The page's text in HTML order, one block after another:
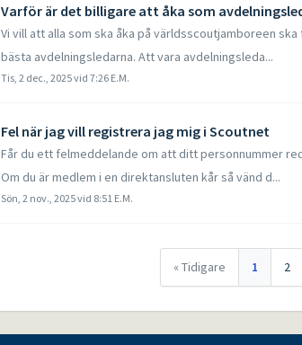
Varför är det billigare att åka som
Vi vill att alla som ska åka på världsscoutjamboreen
bästa avdelningsledarna. Att vara avdelningsleda...
Tis, 2 dec., 2025 vid 7:26 E.M.
Fel när jag vill registrera jag mig i Scoutnet
Får du ett felmeddelande om att ditt personnummer
Om du är medlem i en direktansluten kår så vänd d...
Sön, 2 nov., 2025 vid 8:51 E.M.
« Tidigare 1 2